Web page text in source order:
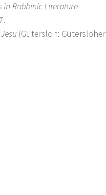
in Rabbinic Literature
(Gütersloh: Gütersloher